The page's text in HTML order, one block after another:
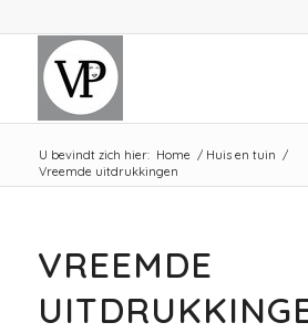
U bevindt zich hier: Home / Huis en tuin /
Vreemde uitdrukkingen
VREEMDE